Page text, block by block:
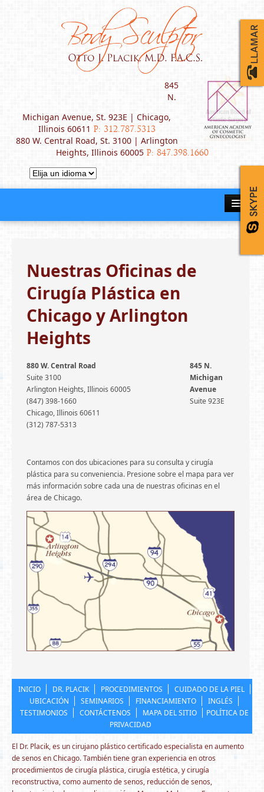
845
N.
Michigan Avenue, St. 923E | Chicago,
Illinois 60611 P: 312.787.5313
880 W. Central Road, St. 3100 | Arlington
Heights, Illinois 60005 P: 847.398.1660
GALERÍA DE FOTOS
FINANCIAMIENTO
TESTIMONIOS
BLOG
Nuestras Oficinas de
Cirugía Plástica en
Chicago y Arlington
Heights
880 W. Central Road
Suite 3100
Arlington Heights, Illinois 60005
(847) 398-1660
845 N.
Michigan
Avenue
Suite 923E
Chicago, Illinois 60611
(312) 787-5313
Contamos con dos ubicaciones para su consulta y cirugía
plástica para su conveniencia. Presione sobre el mapa para ver
más información sobre cada una de nuestras oficinas en el
área de Chicago.
INICIO DR. PLACIK PROCEDIMIENTOS
CUIDADO DE LA PIEL
UBICACIÓN
SEMINARIOS FINANCIAMIENTO
INGLÉS
TESTIMONIOS
CONTÁCTENOS MAPA DEL SITIO
POLÍTICA DE
PRIVACIDAD
El Dr. Placik, es un cirujano plástico certificado especialista en aumento
de senos en Chicago. También tiene gran experiencia en otros
procedimientos de cirugía plástica, cirugía estética, y cirugía
reconstructiva, como aumento de senos, reducción de senos,